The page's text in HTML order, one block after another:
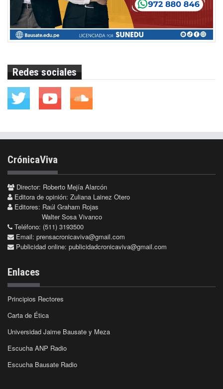
Redes sociales
CrónicaViva
Director: Roberto Mejía Alarcón
Editora de opinión: Zuliana Lainez Otero
Editores: Raúl Graham Rojas
Walter Sosa Vivanco
Teléfono: (511) 3193500
Email: prensacronicaviva@gmail.com
Publicidad online: publicidadcronicaviva@gmail.com
Enlaces
Principios Rectores
Carta de Ética
Universidad Jaime Bausate y Meza
Escucha ANP Radio
Escucha Bausate Radio